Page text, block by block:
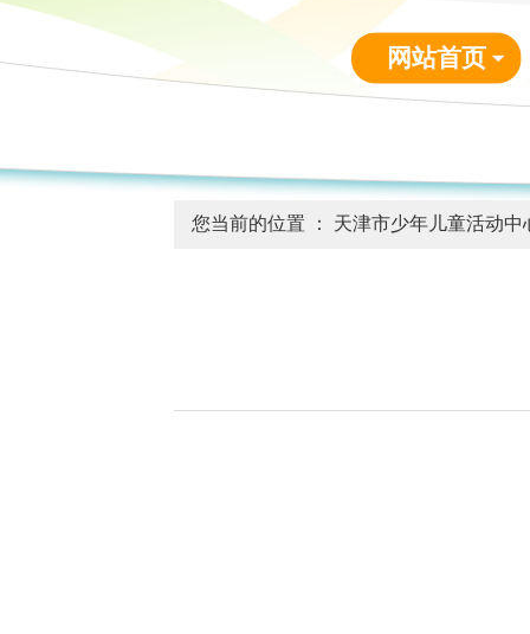
网站首页
您当前的位置 ： 天津市少年儿童活动中